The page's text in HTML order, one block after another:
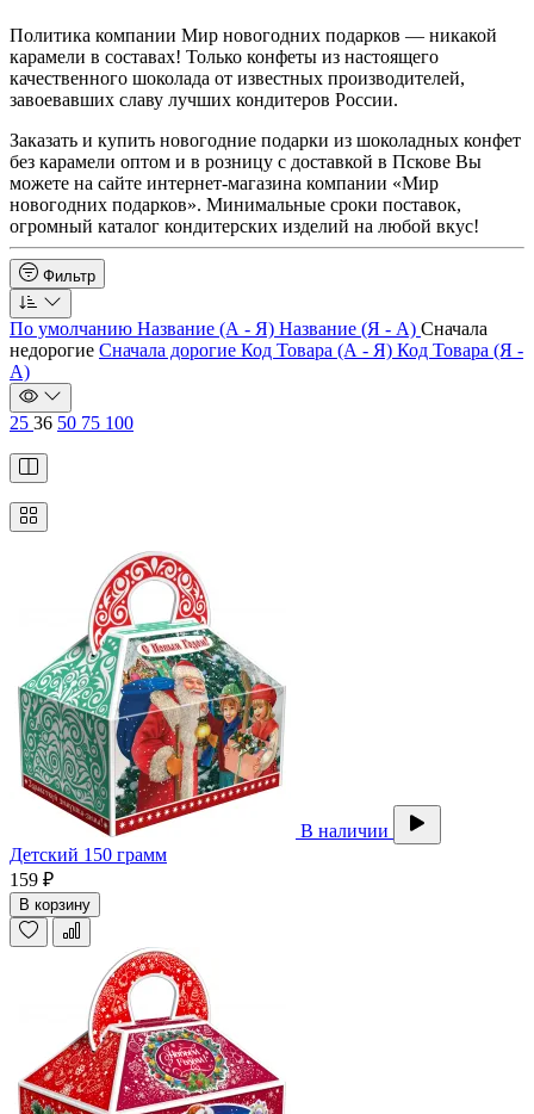
Политика компании Мир новогодних подарков — никакой
карамели в составах! Только конфеты из настоящего
качественного шоколада от известных производителей,
завоевавших славу лучших кондитеров России.
Заказать и купить новогодние подарки из шоколадных конфет
без карамели оптом и в розницу с доставкой в Пскове Вы
можете на сайте интернет-магазина компании «Мир
новогодних подарков». Минимальные сроки поставок,
огромный каталог кондитерских изделий на любой вкус!
Фильтр
По умолчанию Название (А - Я) Название (Я - А) Сначала
недорогие Сначала дорогие Код Товара (А - Я) Код Товара (Я -
А)
25 36 50 75 100
В наличии
Детский 150 грамм
159 ₽
В корзину